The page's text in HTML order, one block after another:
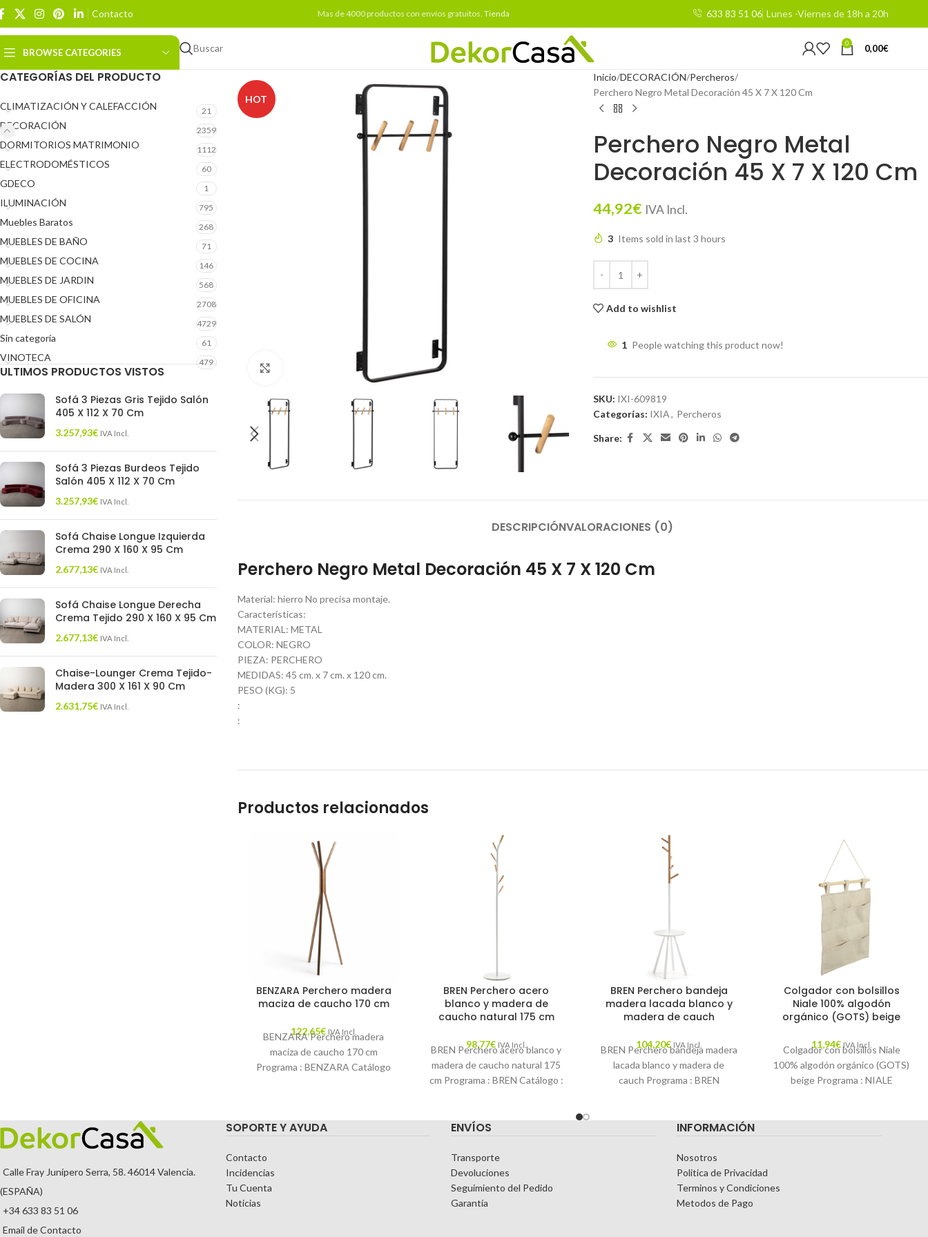
Contacto Mas de 4000 productos con envíos gratuitos. Tienda 633 83 51 06 Lunes -Viernes de 18h a 20h
BROWSE CATEGORIES Buscar 0 0,00€
CATEGORÍAS DEL PRODUCTO
CLIMATIZACIÓN Y CALEFACCIÓN 21
DECORACIÓN 2359
DORMITORIOS MATRIMONIO 1112
ELECTRODOMÉSTICOS 60
GDECO 1
ILUMINACIÓN 795
Muebles Baratos 268
MUEBLES DE BAÑO 71
MUEBLES DE COCINA 146
MUEBLES DE JARDIN 568
MUEBLES DE OFICINA 2708
MUEBLES DE SALÓN 4729
Sin categoría 61
VINOTECA 479
ULTIMOS PRODUCTOS VISTOS
Sofá 3 Piezas Gris Tejido Salón
405 X 112 X 70 Cm
3.257,93€ IVA Incl.
Sofá 3 Piezas Burdeos Tejido
Salón 405 X 112 X 70 Cm
3.257,93€ IVA Incl.
Sofá Chaise Longue Izquierda
Crema 290 X 160 X 95 Cm
2.677,13€ IVA Incl.
Sofá Chaise Longue Derecha
Crema Tejido 290 X 160 X 95 Cm
2.677,13€ IVA Incl.
Chaise-Lounger Crema Tejido-
Madera 300 X 161 X 90 Cm
2.631,75€ IVA Incl.
HOT
Inicio DECORACIÓN Percheros
Perchero Negro Metal Decoración 45 X 7 X 120 Cm
Perchero Negro Metal
Decoración 45 X 7 X 120 Cm
44,92€ IVA Incl.
3 Items sold in last 3 hours
Add to wishlist
1 People watching this product now!
SKU: IXI-609819
Categorías: IXIA, Percheros
Share:
DESCRIPCIÓNVALORACIONES (0)
Perchero Negro Metal Decoración 45 X 7 X 120 Cm
Material: hierro No precisa montaje.
Características:
MATERIAL: METAL
COLOR: NEGRO
PIEZA: PERCHERO
MEDIDAS: 45 cm. x 7 cm. x 120 cm.
PESO (KG): 5
:
:
Productos relacionados
BENZARA Perchero madera
maciza de caucho 170 cm
122,65€ IVA Incl.
BENZARA Perchero madera
maciza de caucho 170 cm
Programa : BENZARA Catálogo
BREN Perchero acero
blanco y madera de
caucho natural 175 cm
98,77€ IVA Incl.
BREN Perchero acero blanco y
madera de caucho natural 175
cm Programa : BREN Catálogo :
BREN Perchero bandeja
madera lacada blanco y
madera de cauch
104,20€ IVA Incl.
BREN Perchero bandeja madera
lacada blanco y madera de
cauch Programa : BREN
Colgador con bolsillos
Niale 100% algodón
orgánico (GOTS) beige
11,94€ IVA Incl.
Colgador con bolsillos Niale
100% algodón orgánico (GOTS)
beige Programa : NIALE
Calle Fray Junípero Serra, 58. 46014 Valencia.
(ESPAÑA)
+34 633 83 51 06
Email de Contacto
SOPORTE Y AYUDA
Contacto
Incidencias
Tu Cuenta
Noticias
ENVÍOS
Transporte
Devoluciones
Seguimiento del Pedido
Garantía
INFORMACIÓN
Nosotros
Politica de Privacidad
Terminos y Condiciones
Metodos de Pago